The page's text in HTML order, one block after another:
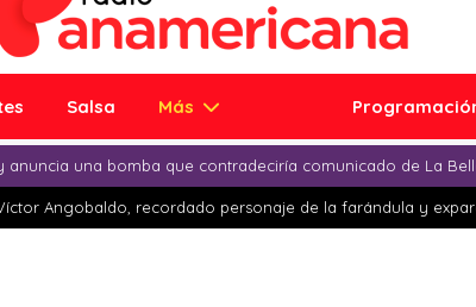
Salsa Más
anuncia una bomba que contradeciría comunicado de La
Angobaldo, recordado personaje de la farándula y